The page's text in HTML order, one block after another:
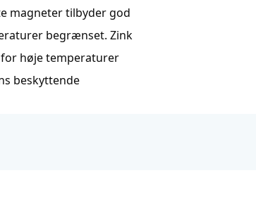
magneter tilbyder god
begrænset. Zink
høje temperaturer
beskyttende